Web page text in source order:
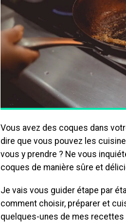
Vous avez des coques dans
dire que vous pouvez les
vous y prendre ? Ne vous
coques de manière sûre et
Je vais vous guider étape par
comment choisir, préparer et
quelques-unes de mes recettes